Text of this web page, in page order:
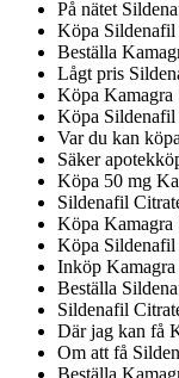
På nätet
Köpa Sildenafil
Beställa
Lågt pris
Köpa Kamagra
Köpa Sildenafil
Var du kan
Säker
Köpa 50 mg
Sildenafil
Köpa Kamagra
Köpa
Inköp
Beställa
Sildenafil
Där jag kan få
Om att få
Beställa